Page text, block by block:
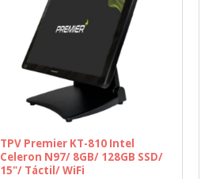
TPV Premier KT-810 Intel
Celeron N97/ 8GB/ 128GB SSD/
15"/ Táctil/ WiFi